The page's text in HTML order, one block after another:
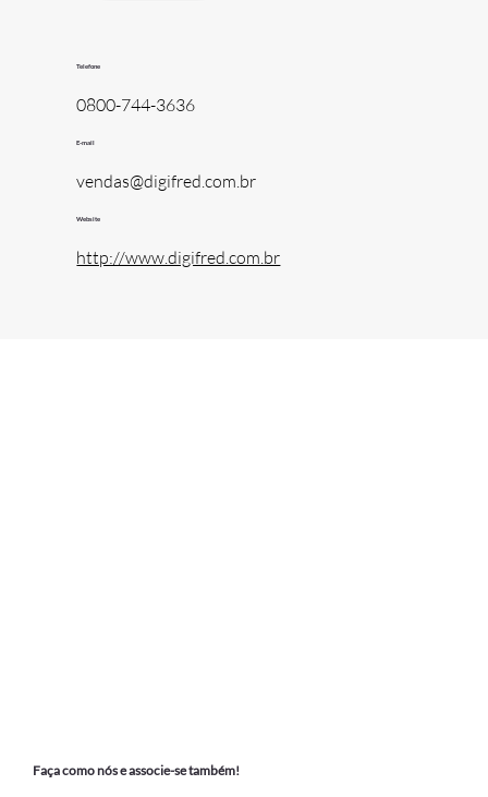
Telefone
0800-744-3636
E-mail
vendas@digifred.com.br
Website
http://www.digifred.com.br
Faça como nós e associe-se também!